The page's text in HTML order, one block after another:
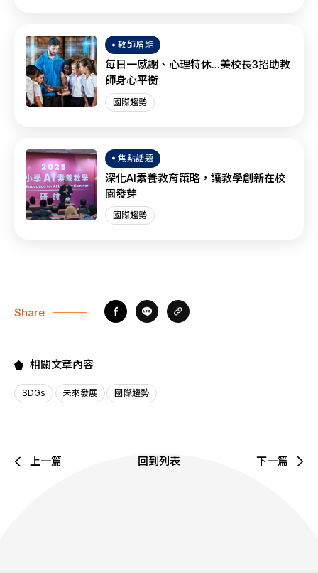
教師增能
每日一感謝、心理特休...美校長3招助教
師身心平衡
國際趨勢
焦點話題
深化AI素養教育策略，讓教學創新在校
園發芽
國際趨勢
Share
相關文章內容
SDGs 未來發展 國際趨勢
上一篇 回到列表 下一篇